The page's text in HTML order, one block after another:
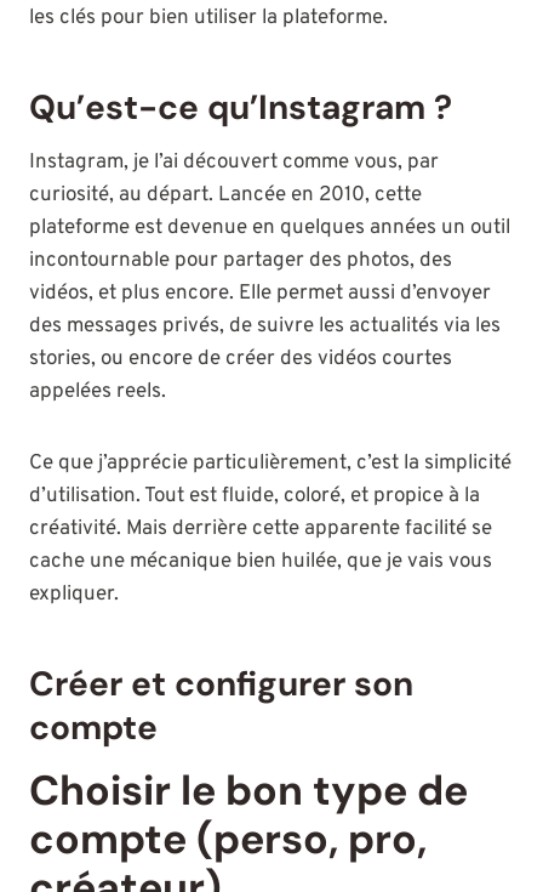
les clés pour bien utiliser la plateforme.
Qu’est-ce qu’Instagram ?
Instagram, je l’ai découvert comme vous, par
curiosité, au départ. Lancée en 2010, cette
plateforme est devenue en quelques années un outil
incontournable pour partager des photos, des
vidéos, et plus encore. Elle permet aussi d’envoyer
des messages privés, de suivre les actualités via les
stories, ou encore de créer des vidéos courtes
appelées reels.
Ce que j’apprécie particulièrement, c’est la simplicité
d’utilisation. Tout est fluide, coloré, et propice à la
créativité. Mais derrière cette apparente facilité se
cache une mécanique bien huilée, que je vais vous
expliquer.
Créer et configurer son
compte
Choisir le bon type de
compte (perso, pro,